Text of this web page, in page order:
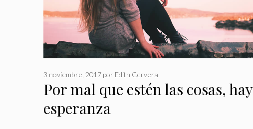
Por mal que estén las cosas, hay
esperanza
3 noviembre, 2017 por Edith Cervera